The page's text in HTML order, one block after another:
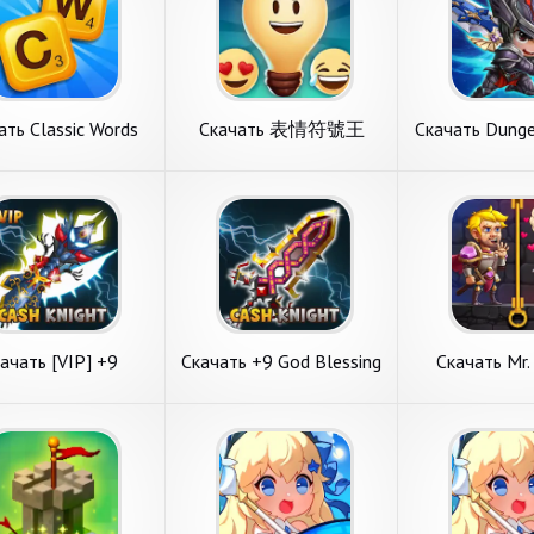
Classic Words
на Андроид
Classic Words
деньги]
Андроид
вашему
игру с пункта
игры.
Words Solo от
коллектива Lulo
1.
подробнее
Скачать 表情符號王
Скачать 表情符號王
[Взлом Много денег]
APK на Андроид
Сегодня на обзоре
обсудим игру с пункта
меню викторины. 表情符號
王 от известного
коллектива BRAVE KNIGHT.
Главные требования. 1.
Объем свободной
подробнее
Скачать
Скачать
Knight
денег] APK на
Андроид
Сегодня на
обсудим игру с
меню
Dungeon Knight
известного
mobirix.
требования. 1.
[VIP] +9
APK на
Андроид
[VIP] +9
Cash Knight
Бесконечные
APK на
на обзоре
игру с категории
игры. [VIP] +9
Cash Knight от
Скачать +9 God Blessing
Андроид
Скачать +9 God
Blessing Cash Knight
[Взлом Много денег]
APK на Андроид
Представляем вашему
вниманию игру с раздела
ролевые игры. +9 God
Blessing Cash Knight от
Скачать
APK на
Скачать Mr.
Пазлы с
[Взлом Много
APK на
Рассмотрим игру
меню
Knight: Пазлы с
от классного